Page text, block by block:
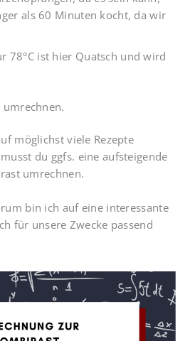
als 60 Minuten kocht, da wir
78°C ist hier Quatsch und wird
umrechnen.
möglichst viele Rezepte
du ggfs. eine aufsteigende
umrechnen.
bin ich auf eine interessante
für unsere Zwecke passend